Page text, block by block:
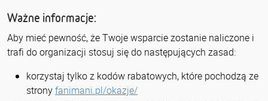
Ważne informacje:
Aby mieć pewność, że Twoje wsparcie zostanie naliczone i
trafi do organizacji stosuj się do następujących zasad:
korzystaj tylko z kodów rabatowych, które pochodzą ze
stronyfanimani.pl/okazje/